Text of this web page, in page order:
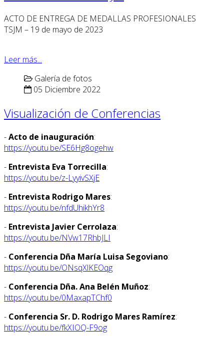
ACTO DE ENTREGA DE MEDALLAS PROFESIONALES
TSJM – 19 de mayo de 2023
Leer más...
Galería de fotos
05 Diciembre 2022
Visualización de Conferencias
-Acto de inauguración:
https://youtu.be/SE6Hg8ogehw
- Entrevista Eva Torrecilla:
https://youtu.be/z-LyyivSXjE
- Entrevista Rodrigo Mares:
https://youtu.be/nfdUhikhYr8
- Entrevista Javier Cerrolaza:
https://youtu.be/NVw17RhbJLI
- Conferencia Dña María Luisa Segoviano:
https://youtu.be/ONsqXlKEOqg
- Conferencia Dña. Ana Belén Muñoz:
https://youtu.be/0MaxapTChf0
- Conferencia Sr. D. Rodrigo Mares Ramírez:
https://youtu.be/fkXIOQ-F9og